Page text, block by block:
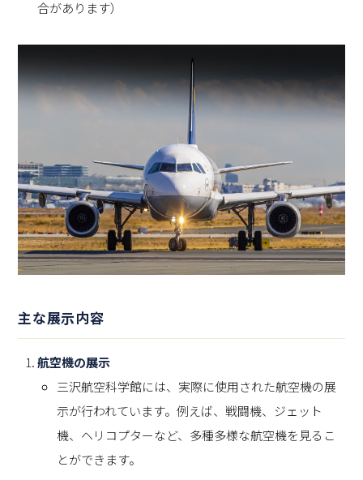
合があります）
主な展示内容
航空機の展示
三沢航空科学館には、実際に使用された航空機の展
示が行われています。例えば、戦闘機、ジェット
機、ヘリコプターなど、多種多様な航空機を見るこ
とができます。